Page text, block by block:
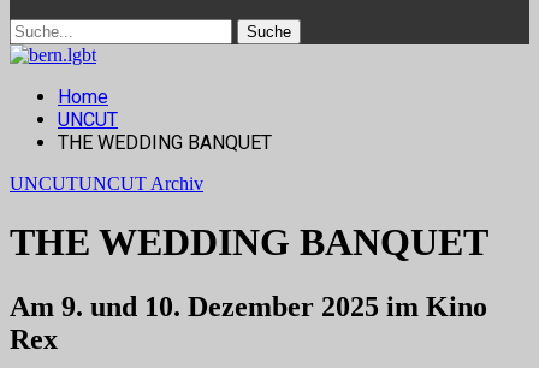
Home
UNCUT
THE WEDDING BANQUET
UNCUTUNCUT Archiv
THE WEDDING BANQUET
Am 9. und 10. Dezember 2025 im Kino
Rex